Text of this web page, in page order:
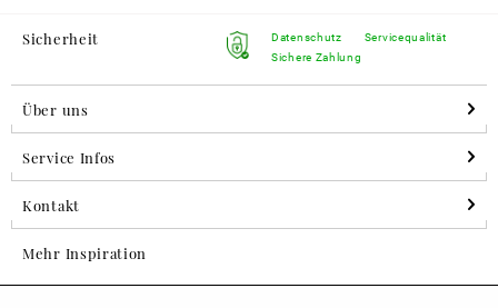
Sicherheit
Datenschutz
Sichere Zahlung
Servicequalität
Über uns
Service Infos
Kontakt
Mehr Inspiration